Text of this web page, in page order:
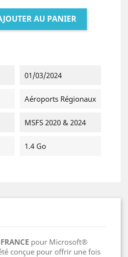
AU PANIER
01/03/2024
Aéroports Régionaux
MSFS 2020 & 2024
1.4 Go
pour Microsoft®
conçue pour offrir une fois